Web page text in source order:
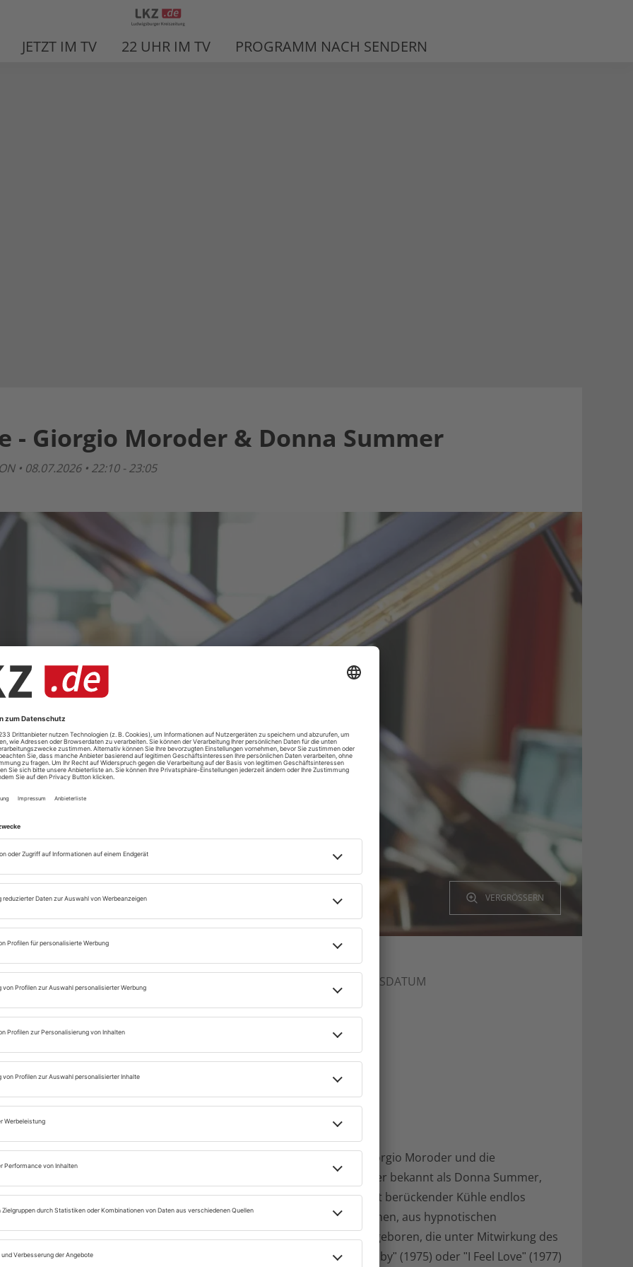
JETZT IM TV 22 UHR IM TV PROGRAMM NACH SENDERN
- Giorgio Moroder & Donna Summer
• 08.07.2026 • 22:10 - 23:05
VERGRÖSSERN
ORIGINALTITEL
Donna Summer : "I
Feel Love"
PRODUKTIONSDATUM
INFO, DOKUMENTATION
München, Anfang der 1970er Jahre: Der italienische Komponist Giorgio Moroder und die
amerikanische Backgroundsängerin LaDonna Adrian Gaines, besser bekannt als Donna Summer,
treffen zum ersten Mal aufeinander. Ihre anmutige Stimme, die mit berückender Kühle endlos
Liebesworte wiederholt, gepaart mit seinem kraftvollen futuristischen, aus hypnotischen
Elektroimpulsen schöpfenden Sound - eine Zusammenarbeit war geboren, die unter Mitwirkung des
britischen Produzenten Pete Bellotte Hits wie ʺLove to Love You Babyʺ (1975) oder ʺI Feel Loveʺ (1977)